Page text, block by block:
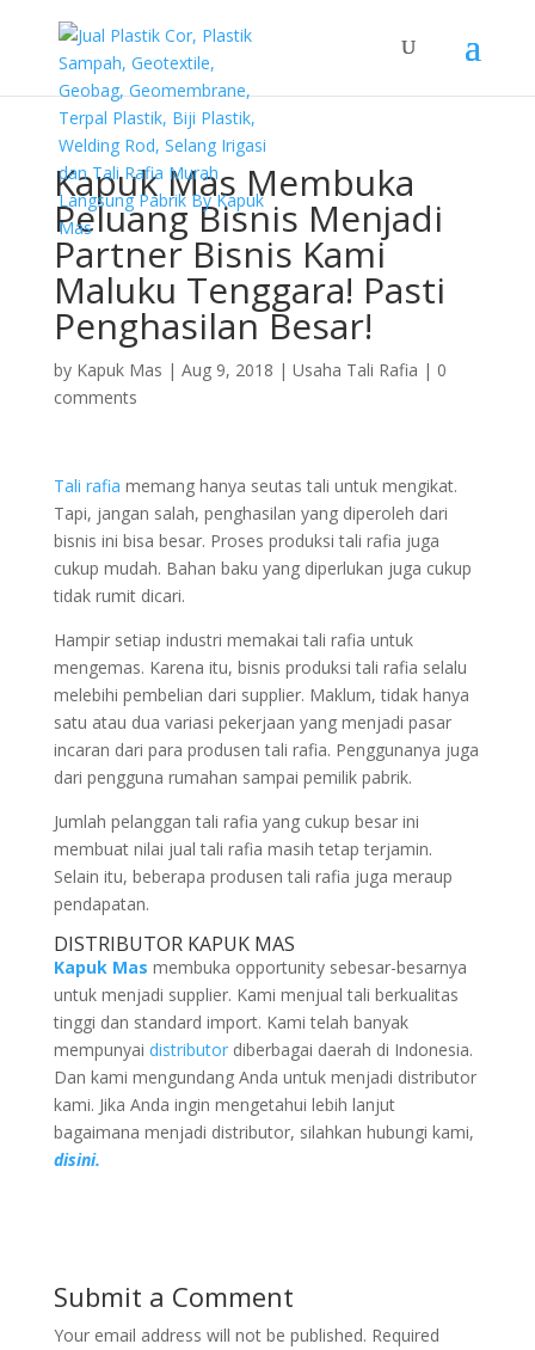
Kapuk Mas Membuka
Peluang Bisnis Menjadi
Partner Bisnis Kami
Maluku Tenggara! Pasti
Penghasilan Besar!
by Kapuk Mas | Aug 9, 2018 | Usaha Tali Rafia | 0
comments
Tali rafia memang hanya seutas tali untuk mengikat.
Tapi, jangan salah, penghasilan yang diperoleh dari
bisnis ini bisa besar. Proses produksi tali rafia juga
cukup mudah. Bahan baku yang diperlukan juga cukup
tidak rumit dicari.
Hampir setiap industri memakai tali rafia untuk
mengemas. Karena itu, bisnis produksi tali rafia selalu
melebihi pembelian dari supplier. Maklum, tidak hanya
satu atau dua variasi pekerjaan yang menjadi pasar
incaran dari para produsen tali rafia. Penggunanya juga
dari pengguna rumahan sampai pemilik pabrik.
Jumlah pelanggan tali rafia yang cukup besar ini
membuat nilai jual tali rafia masih tetap terjamin.
Selain itu, beberapa produsen tali rafia juga meraup
pendapatan.
DISTRIBUTOR KAPUK MAS
Kapuk Mas membuka opportunity sebesar-besarnya
untuk menjadi supplier. Kami menjual tali berkualitas
tinggi dan standard import. Kami telah banyak
mempunyai distributordiberbagai daerah di Indonesia.
Dan kami mengundang Anda untuk menjadi distributor
kami. Jika Anda ingin mengetahui lebih lanjut
bagaimana menjadi distributor, silahkan hubungi kami,
disini.
Submit a Comment
Your email address will not be published. Required